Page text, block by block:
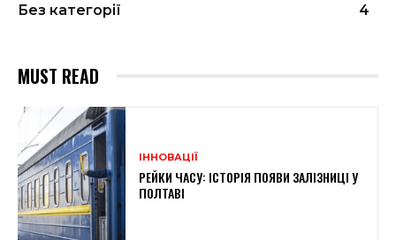
Без категорії
4
MUST READ
ІННОВАЦІЇ
РЕЙКИ ЧАСУ: ІСТОРІЯ ПОЯВИ ЗАЛІЗНИЦІ У
ПОЛТАВІ